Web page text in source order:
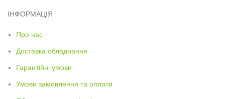
ІНФОРМАЦІЯ
Про нас
Доставка обладнання
Гарантійні умови
Умови замовлення та оплати